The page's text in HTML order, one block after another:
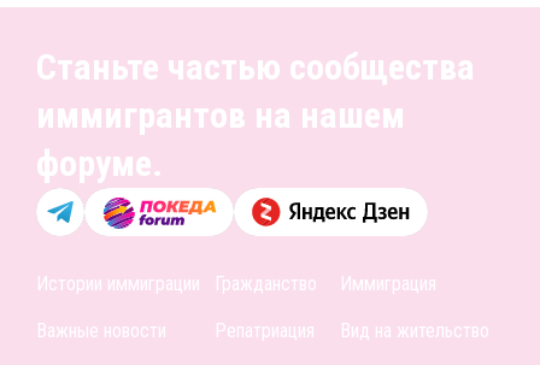
Станьте частью сообщества
иммигрантов на нашем
форуме.
Истории иммиграции
Важные новости
Гражданство
Репатриация
Иммиграция
Вид на жительство